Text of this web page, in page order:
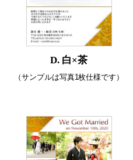
D. 白×茶
（サンプルは写真1枚仕様です）